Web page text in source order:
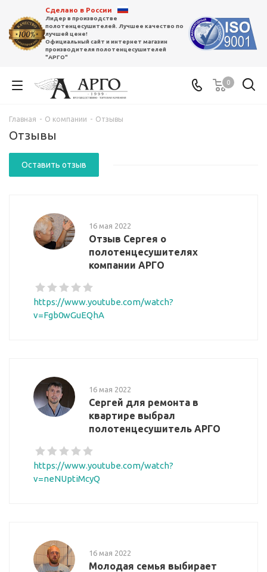
Сделано в России
Лидер в производстве
полотенцесушителей. Лучшее качество по
лучшей цене!
Официальный сайт и интернет магазин
производителя полотенцесушителей
"АРГО"
0
Главная - О компании - Отзывы
Отзывы
Оставить отзыв
16 мая 2022
Отзыв Сергея о
полотенцесушителях
компании АРГО
https://www.youtube.com/watch?
v=Fgb0wGuEQhA
16 мая 2022
Сергей для ремонта в
квартире выбрал
полотенцесушитель АРГО
https://www.youtube.com/watch?
v=neNUptiMcyQ
16 мая 2022
Молодая семья выбирает